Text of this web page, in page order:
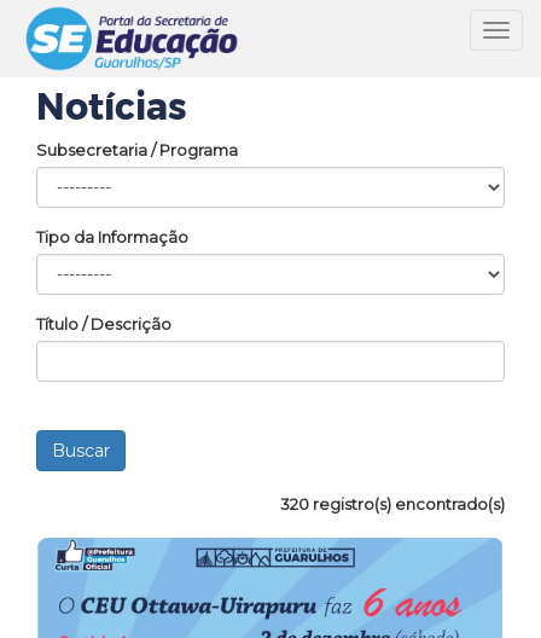
Notícias
Subsecretaria / Programa
Tipo da Informação
Título / Descrição
320 registro(s) encontrado(s)